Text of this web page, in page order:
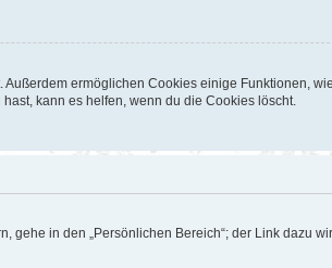
ermöglichen Cookies einige Funktionen,
kann es helfen, wenn du die Cookies löscht.
in den „Persönlichen Bereich“; der Link dazu